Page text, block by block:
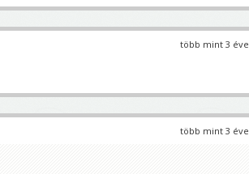
több mint 3 éve
több mint 3 éve